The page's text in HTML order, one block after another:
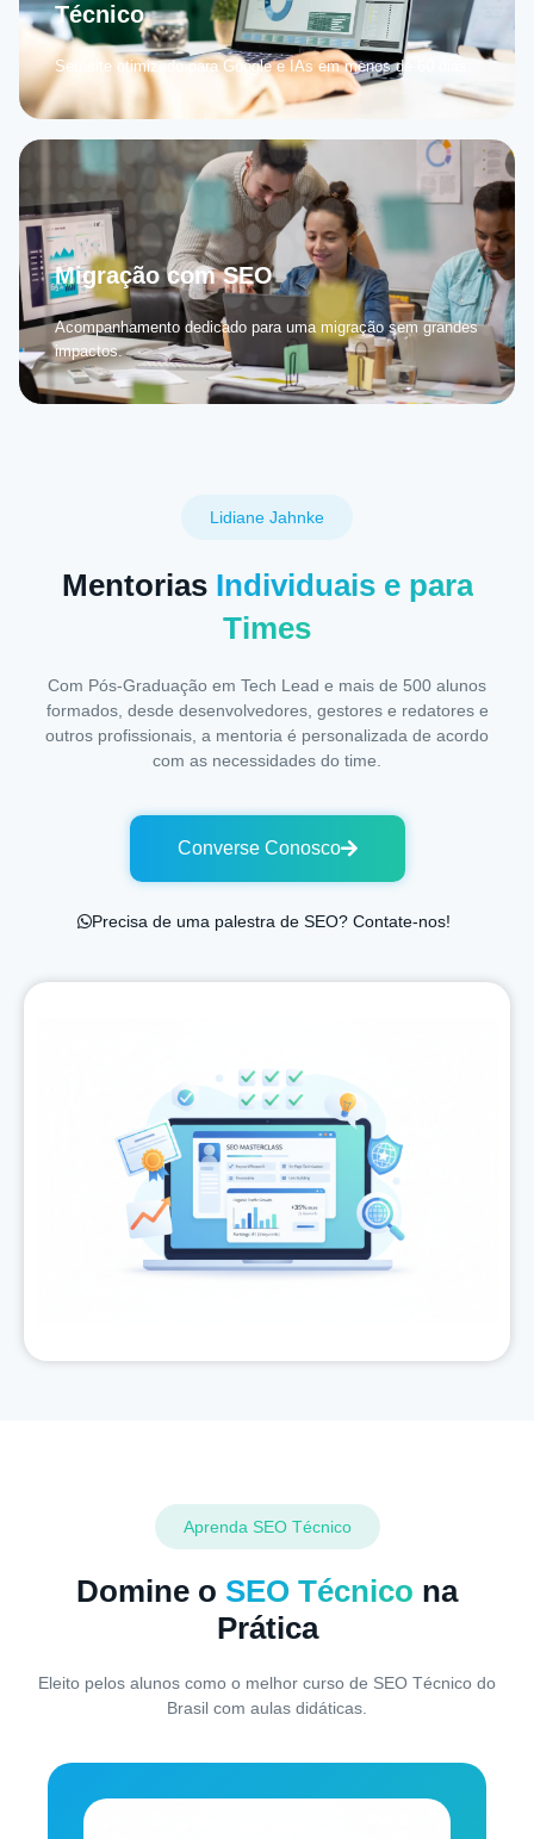
Técnico
Seu site otimizado para Google e IAs em menos de 60 dias.
Migração com SEO
Acompanhamento dedicado para uma migração sem grandes
impactos.
Lidiane Jahnke
Mentorias Individuais e para
Times
Com Pós-Graduação em Tech Lead e mais de 500 alunos
formados, desde desenvolvedores, gestores e redatores e
outros profissionais, a mentoria é personalizada de acordo
com as necessidades do time.
Converse Conosco
Precisa de uma palestra de SEO? Contate-nos!
Aprenda SEO Técnico
Domine o SEO Técnico na
Prática
Eleito pelos alunos como o melhor curso de SEO Técnico do
Brasil com aulas didáticas.